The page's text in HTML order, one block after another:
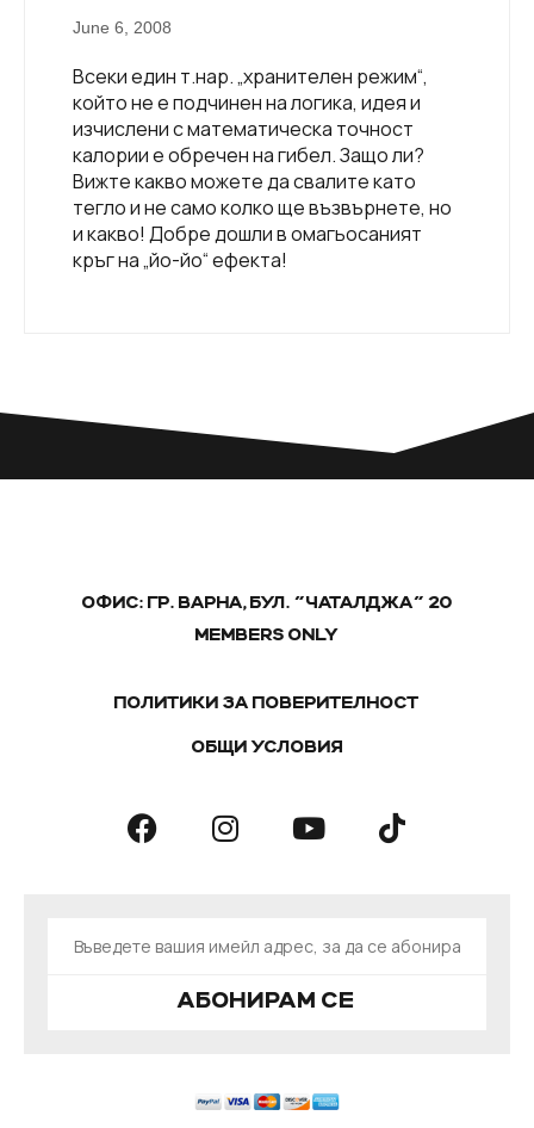
June 6, 2008
Всеки един т.нар. „хранителен режим“,
който не е подчинен на логика, идея и
изчислени с математическа точност
калории е обречен на гибел. Защо ли?
Вижте какво можете да свалите като
тегло и не само колко ще възвърнете, но
и какво! Добре дошли в омагьосаният
кръг на „йо-йо“ ефекта!
ОФИС: ГР. ВАРНА, БУЛ. "ЧАТАЛДЖА" 20
MEMBERS ONLY
ПОЛИТИКИ ЗА ПОВЕРИТЕЛНОСТ
ОБЩИ УСЛОВИЯ
АБОНИРАМ СЕ